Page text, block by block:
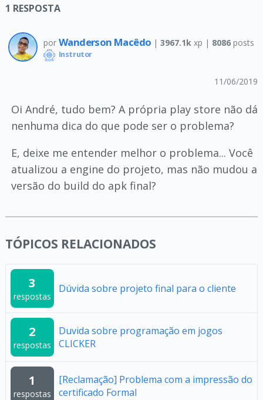
1 RESPOSTA
por Wanderson Macêdo | 3967.1k xp | 8086posts
Instrutor
11/06/2019
Oi André, tudo bem? A própria play store não dá
nenhuma dica do que pode ser o problema?
E, deixe me entender melhor o problema... Você
atualizou a engine do projeto, mas não mudou a
versão do build do apk final?
TÓPICOS RELACIONADOS
3
respostas
Dúvida sobre projeto final para o cliente
2
respostas
Duvida sobre programação em jogos
CLICKER
1
respostas
[Reclamação] Problema com a impressão do
certificado Formal